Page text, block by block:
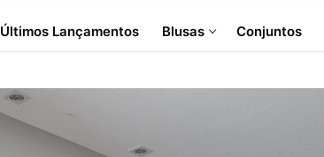
Últimos Lançamentos Blusas Conjuntos